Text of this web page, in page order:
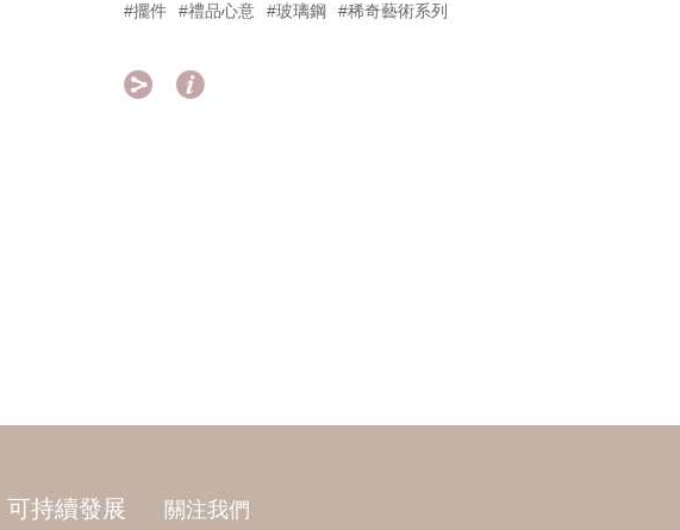
#擺件 #禮品心意 #玻璃鋼 #稀奇藝術系列
 
可持續發展 關注我們